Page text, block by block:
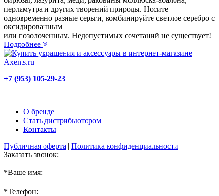
перламутра и других творений природы. Носите
одновременно разные серьги, комбинируйте светлое серебро с
оксидированным
или позолоченным. Недопустимых сочетаний не существует!
Подробнее
+7 (953) 105-29-23
О бренде
Стать дистрибьютором
Контакты
Публичная оферта | Политика конфиденциальности
Заказать звонок:
*Ваше имя:
*Телефон: